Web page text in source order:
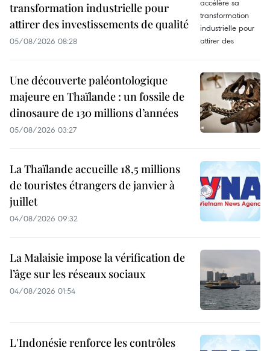
transformation industrielle pour
attirer des investissements de qualité
05/08/2026 08:28
Une découverte paléontologique
majeure en Thaïlande : un fossile de
dinosaure de 130 millions d’années
05/08/2026 03:27
La Thaïlande accueille 18,5 millions
de touristes étrangers de janvier à
juillet
04/08/2026 09:32
La Malaisie impose la vérification de
l’âge sur les réseaux sociaux
04/08/2026 01:54
L'Indonésie renforce les contrôles